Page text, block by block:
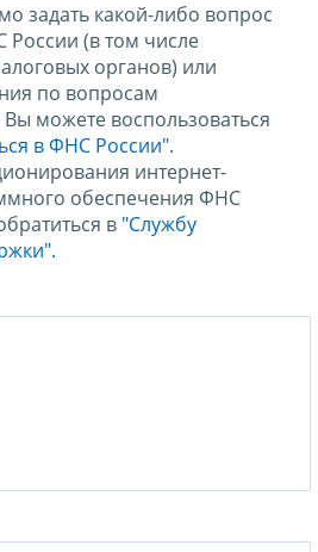
задать какой-либо вопрос
России (в том числе
органов) или
по вопросам
можете воспользоваться
в ФНС России".
интернет-
обеспечения ФНС
в "Службу